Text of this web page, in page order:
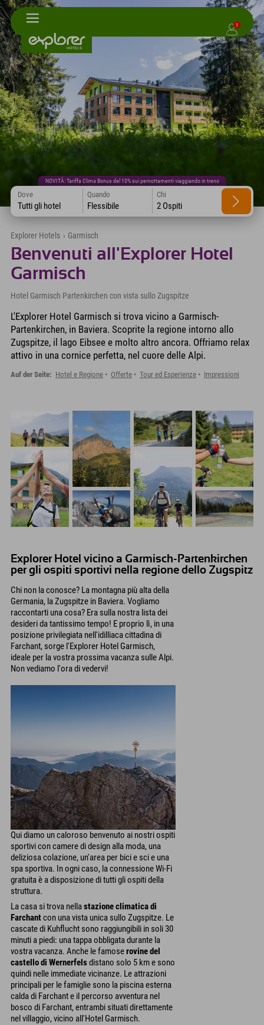
1
NOVITÀ: Tariffa Clima Bonus del 10% sui pernottamenti viaggiando in treno
Dove
Tutti gli hotel
Quando
Flessibile
Chi
2 Ospiti
Explorer Hotels › Garmisch
Benvenuti all'Explorer Hotel
Garmisch
Hotel Garmisch Partenkirchen con vista sullo Zugspitze
L'Explorer Hotel Garmisch si trova vicino a Garmisch-
Partenkirchen, in Baviera. Scoprite la regione intorno allo
Zugspitze, il lago Eibsee e molto altro ancora. Offriamo relax
attivo in una cornice perfetta, nel cuore delle Alpi.
Auf der Seite: Hotel e Regione Offerte Tour ed Esperienze Impressioni
Explorer Hotel vicino a Garmisch-Partenkirchen
per gli ospiti sportivi nella regione dello Zugspitz
Chi non la conosce? La montagna più alta della
Germania, la Zugspitze in Baviera. Vogliamo
raccontarti una cosa? Era sulla nostra lista dei
desideri da tantissimo tempo! E proprio lì, in una
posizione privilegiata nell'idilliaca cittadina di
Farchant, sorge l'Explorer Hotel Garmisch,
ideale per la vostra prossima vacanza sulle Alpi.
Non vediamo l'ora di vedervi!
Qui diamo un caloroso benvenuto ai nostri ospiti
sportivi con camere di design alla moda, una
deliziosa colazione, un'area per bici e sci e una
spa sportiva. In ogni caso, la connessione Wi-Fi
gratuita è a disposizione di tutti gli ospiti della
struttura.
La casa si trova nellastazione climatica di
Farchantcon una vista unica sullo Zugspitze. Le
cascate di Kuhflucht sono raggiungibili in soli 30
minuti a piedi: una tappa obbligata durante la
vostra vacanza. Anche le famoserovine del
castello di Wernerfelsdistano solo 5 km e sono
quindi nelle immediate vicinanze. Le attrazioni
principali per le famiglie sono la piscina esterna
calda di Farchant e il percorso avventura nel
bosco di Farchant, entrambi situati direttamente
nel villaggio, vicino all'Hotel Garmisch.